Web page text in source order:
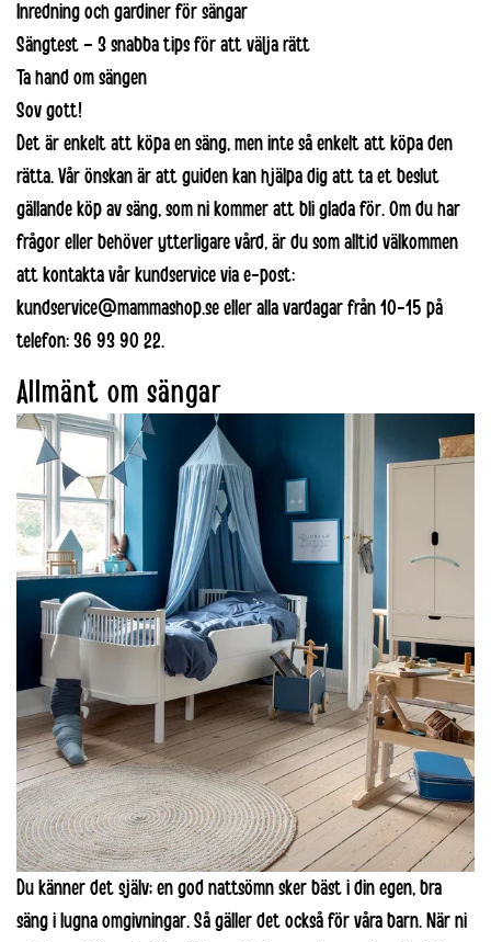
Inredning och gardiner för sängar
Sängtest – 3 snabba tips för att välja rätt
Ta hand om sängen
Sov gott!
Det är enkelt att köpa en säng, men inte så enkelt att köpa den
rätta. Vår önskan är att guiden kan hjälpa dig att ta et beslut
gällande köp av säng, som ni kommer att bli glada för. Om du har
frågor eller behöver ytterligare vård, är du som alltid välkommen
att kontakta vår kundservice via e-post:
kundservice@mammashop.se eller alla vardagar från 10-15 på
telefon: 36 93 90 22.
Allmänt om sängar
Du känner det själv; en god nattsömn sker bäst i din egen, bra
säng i lugna omgivningar. Så gäller det också för våra barn. När ni